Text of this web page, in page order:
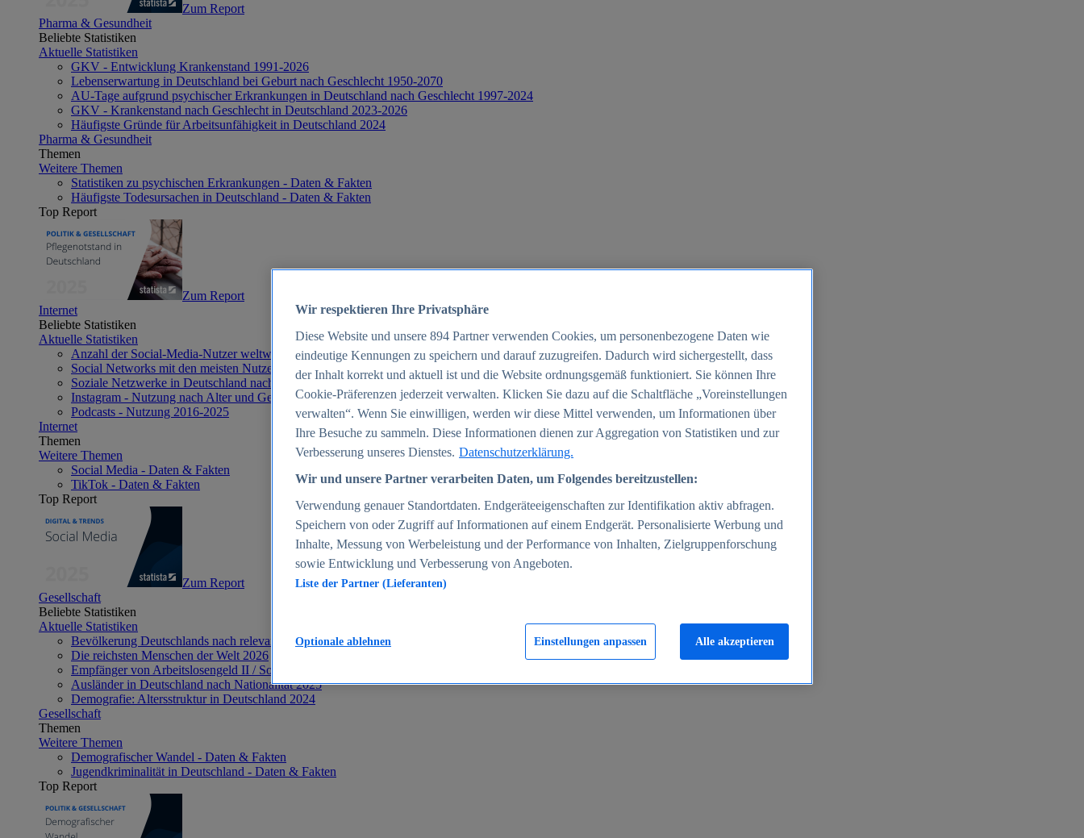
Zum Report
Pharma & Gesundheit
Beliebte Statistiken
Aktuelle Statistiken
GKV - Entwicklung Krankenstand 1991-2026
Lebenserwartung in Deutschland bei Geburt nach Geschlecht 1950-2070
AU-Tage aufgrund psychischer Erkrankungen in Deutschland nach Geschlecht 1997-2024
GKV - Krankenstand nach Geschlecht in Deutschland 2023-2026
Häufigste Gründe für Arbeitsunfähigkeit in Deutschland 2024
Pharma & Gesundheit
Themen
Weitere Themen
Statistiken zu psychischen Erkrankungen - Daten & Fakten
Häufigste Todesursachen in Deutschland - Daten & Fakten
Top Report
Zum Report
Internet
Beliebte Statistiken
Aktuelle Statistiken
Anzahl der Social-Media-Nutzer weltweit 2012-2025
Social Networks mit den meisten Nutzern weltweit 2025
Soziale Netzwerke in Deutschland nach Generationen 2025
Instagram - Nutzung nach Alter und Geschlecht in Deutschland 2025
Podcasts - Nutzung 2016-2025
Internet
Themen
Weitere Themen
Social Media - Daten & Fakten
TikTok - Daten & Fakten
Top Report
Zum Report
Gesellschaft
Beliebte Statistiken
Aktuelle Statistiken
Bevölkerung Deutschlands nach relevanten Altersgruppen 2024
Die reichsten Menschen der Welt 2026
Empfänger von Arbeitslosengeld II / Sozialgeld / Bürgergeld in Deutschland 2005-2025
Ausländer in Deutschland nach Nationalität 2025
Demografie: Altersstruktur in Deutschland 2024
Gesellschaft
Themen
Weitere Themen
Demografischer Wandel - Daten & Fakten
Jugendkriminalität in Deutschland - Daten & Fakten
Top Report
Wir respektieren Ihre Privatsphäre
Diese Website und unsere 894 Partner verwenden Cookies, um personenbezogene Daten wie
eindeutige Kennungen zu speichern und darauf zuzugreifen. Dadurch wird sichergestellt, dass
der Inhalt korrekt und aktuell ist und die Website ordnungsgemäß funktioniert. Sie können Ihre
Cookie-Präferenzen jederzeit verwalten. Klicken Sie dazu auf die Schaltfläche „Voreinstellungen
verwalten“. Wenn Sie einwilligen, werden wir diese Mittel verwenden, um Informationen über
Ihre Besuche zu sammeln. Diese Informationen dienen zur Aggregation von Statistiken und zur
Verbesserung unseres Dienstes. Datenschutzerklärung.
Wir und unsere Partner verarbeiten Daten, um Folgendes bereitzustellen:
Verwendung genauer Standortdaten. Endgeräteeigenschaften zur Identifikation aktiv abfragen.
Speichern von oder Zugriff auf Informationen auf einem Endgerät. Personalisierte Werbung und
Inhalte, Messung von Werbeleistung und der Performance von Inhalten, Zielgruppenforschung
sowie Entwicklung und Verbesserung von Angeboten.
Liste der Partner (Lieferanten)
Einstellungen anpassen
Optionale ablehnen Alle akzeptieren